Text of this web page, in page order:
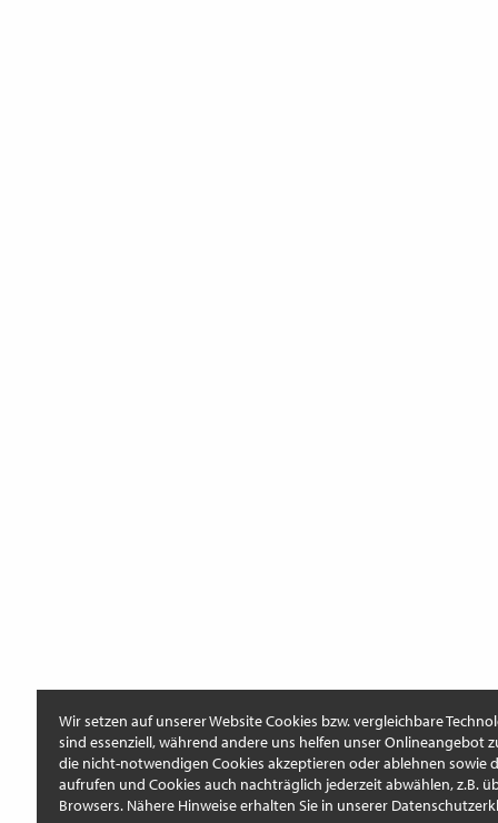
Wir setzen auf unserer Website Cookies bzw. vergleichbare
sind essenziell, während andere uns helfen unser Onlineangebot
die nicht-notwendigen Cookies akzeptieren oder ablehnen sowie
aufrufen und Cookies auch nachträglich jederzeit abwählen, z.B.
Browsers. Nähere Hinweise erhalten Sie in unserer